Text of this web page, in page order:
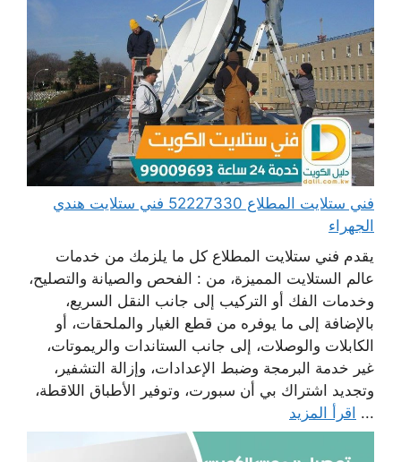
فني ستلايت المطلاع 52227330 فني ستلايت هندي
الجهراء
يقدم فني ستلايت المطلاع كل ما يلزمك من خدمات
عالم الستلايت المميزة، من : الفحص والصيانة والتصليح،
وخدمات الفك أو التركيب إلى جانب النقل السريع،
بالإضافة إلى ما يوفره من قطع الغيار والملحقات، أو
الكابلات والوصلات، إلى جانب الستاندات والريموتات،
غير خدمة البرمجة وضبط الإعدادات، وإزالة التشفير،
وتجديد اشتراك بي أن سبورت، وتوفير الأطباق اللاقطة،
... اقرأ المزيد